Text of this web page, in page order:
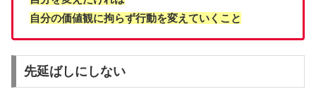
自分の価値観に拘らず行動を変えていくこと
先延ばしにしない